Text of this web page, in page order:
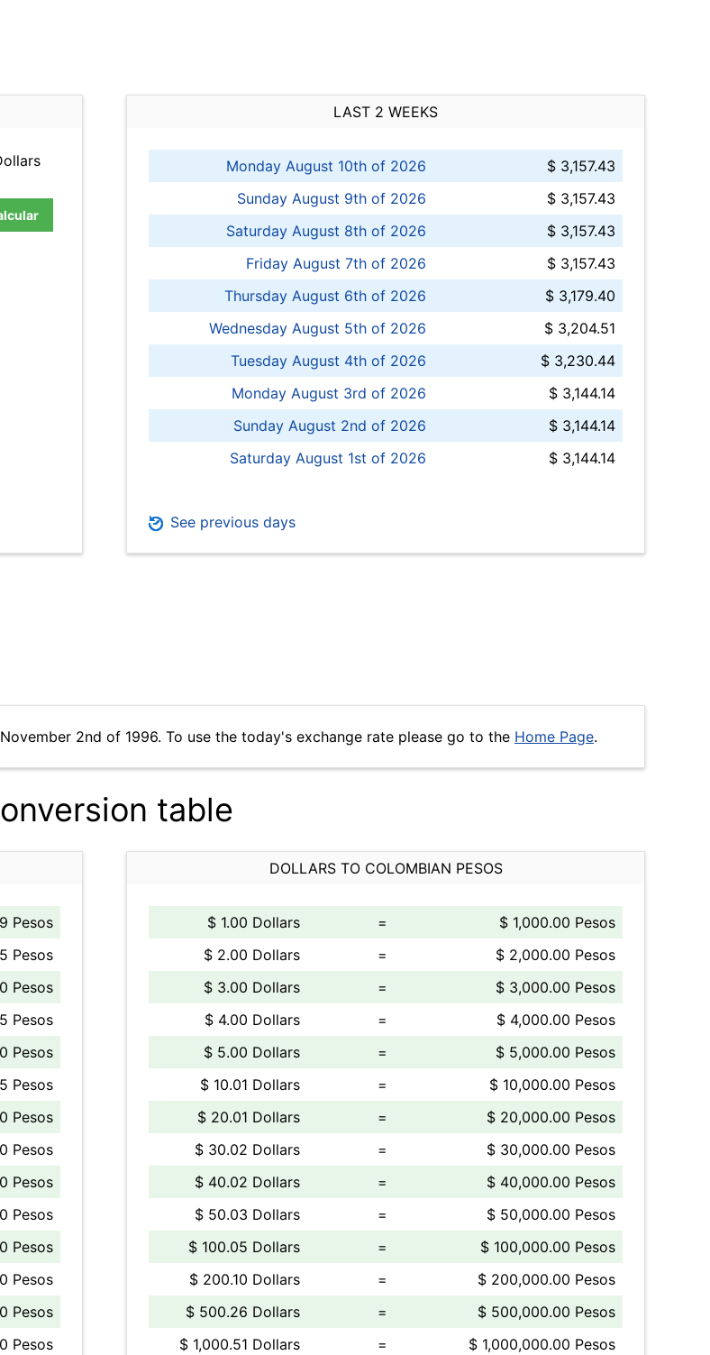
LAST 2 WEEKS
Monday August 10th of 2026
$ 3,157.43
Sunday August 9th of 2026
$ 3,157.43
Saturday August 8th of 2026
$ 3,157.43
Friday August 7th of 2026
$ 3,157.43
Thursday August 6th of 2026
$ 3,179.40
Wednesday August 5th of 2026
$ 3,204.51
Tuesday August 4th of 2026
$ 3,230.44
Monday August 3rd of 2026
$ 3,144.14
Sunday August 2nd of 2026
$ 3,144.14
Saturday August 1st of 2026
$ 3,144.14
See previous days
2nd of 1996. To use the today's exchange rate please go to the Home Page.
table
Pesos
Pesos
Pesos
Pesos
Pesos
Pesos
Pesos
Pesos
Pesos
Pesos
Pesos
Pesos
Pesos
Pesos
DOLLARS TO COLOMBIAN PESOS
$ 1.00 Dollars =
$ 1,000.00 Pesos
$ 2.00 Dollars
=
$ 2,000.00 Pesos
$ 3.00 Dollars
=
$ 3,000.00 Pesos
$ 4.00 Dollars
=
$ 4,000.00 Pesos
$ 5.00 Dollars
=
$ 5,000.00 Pesos
$ 10.01 Dollars
=
$ 10,000.00 Pesos
$ 20.01 Dollars
=
$ 20,000.00 Pesos
$ 30.02 Dollars
=
$ 30,000.00 Pesos
$ 40.02 Dollars
=
$ 40,000.00 Pesos
$ 50.03 Dollars
=
$ 50,000.00 Pesos
$ 100.05 Dollars
=
$ 100,000.00 Pesos
$ 200.10 Dollars
=
$ 200,000.00 Pesos
$ 500.26 Dollars
=
$ 500,000.00 Pesos
$ 1,000.51 Dollars
= $ 1,000,000.00 Pesos